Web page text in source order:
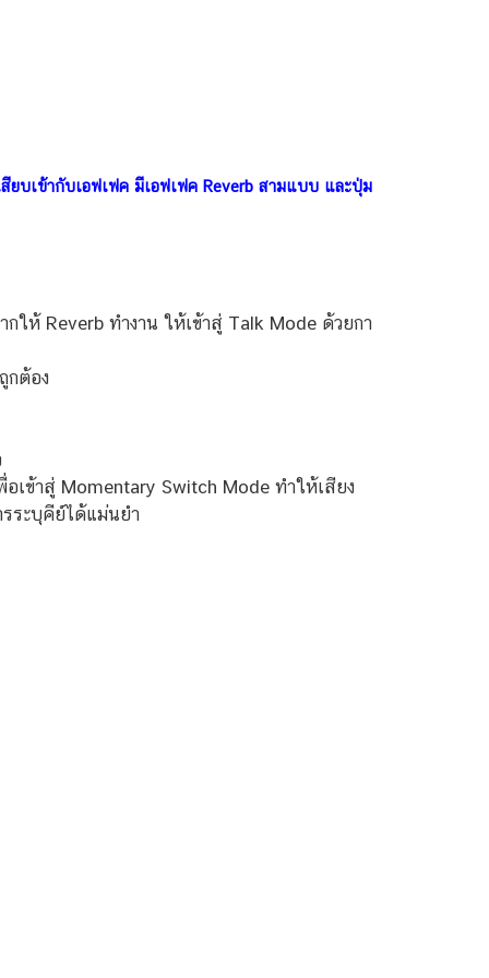
สียบเข้ากับเอฟเฟค มีเอฟเฟค Reverb สามแบบ และปุ่ม
ให้ Reverb ทำงาน ให้เข้าสู่ Talk Mode ด้วยกา
กต้อง
เข้าสู่ Momentary Switch Mode ทำให้เสียง
ระบุคีย์ได้แม่นยำ